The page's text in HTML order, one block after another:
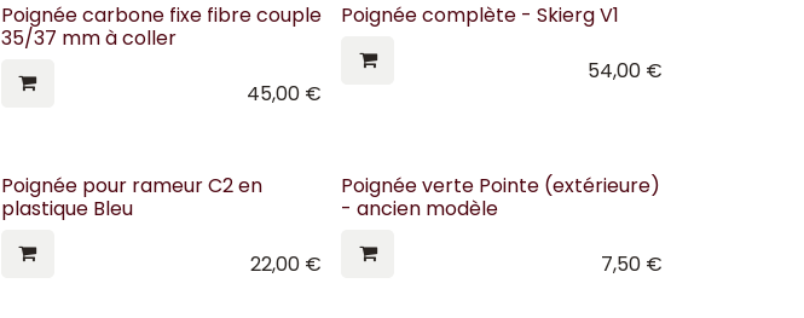
Poignée carbone fixe fibre couple
35/37 mm à coller
45,00 €
Poignée complète - Skierg V1
54,00€
Poignée pour rameur C2 en
plastique Bleu
22,00 €
Poignée verte Pointe (extérieure)
- ancien modèle
7,50€